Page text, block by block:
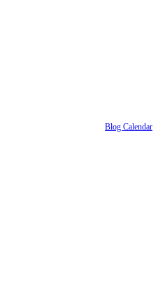
Blog Calendar